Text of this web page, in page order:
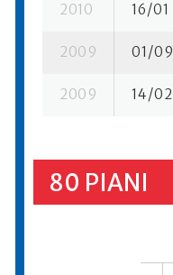
2010 16/01
2009 01/09
2009 14/02
80 PIANI